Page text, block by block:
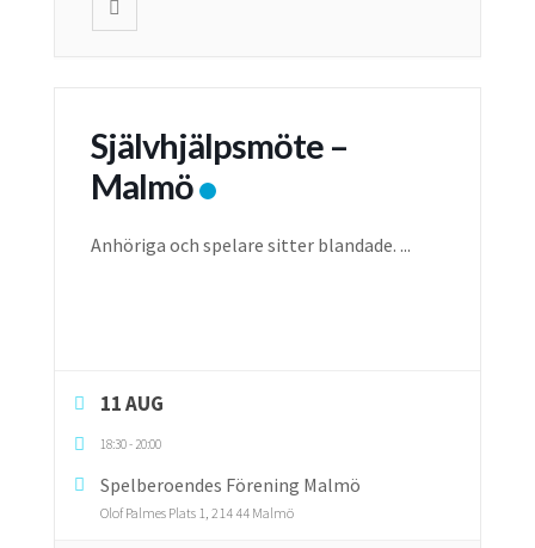
Självhjälpsmöte –
Malmö
Anhöriga och spelare sitter blandade. ...
11 AUG
18:30- 20:00
Spelberoendes Förening Malmö
Olof Palmes Plats 1, 214 44 Malmö